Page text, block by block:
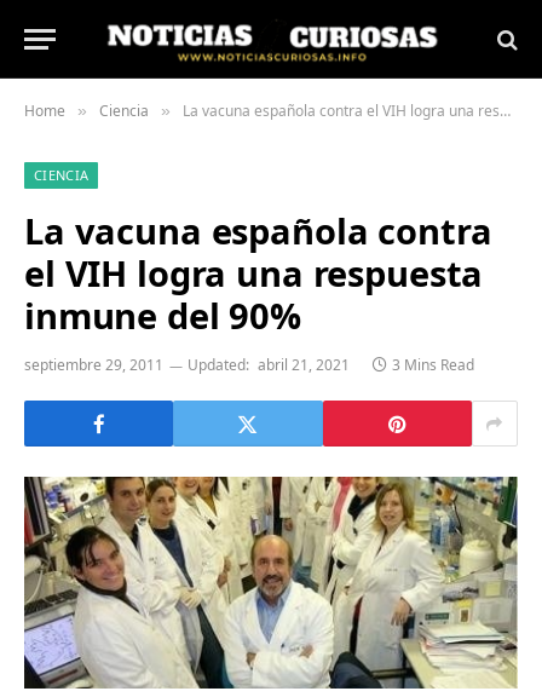
Home » Ciencia » La vacuna española contra el VIH logra una respuesta inmune del 90%
CIENCIA
La vacuna española contra
el VIH logra una respuesta
inmune del 90%
septiembre 29, 2011 Updated: abril 21, 2021 3 Mins Read